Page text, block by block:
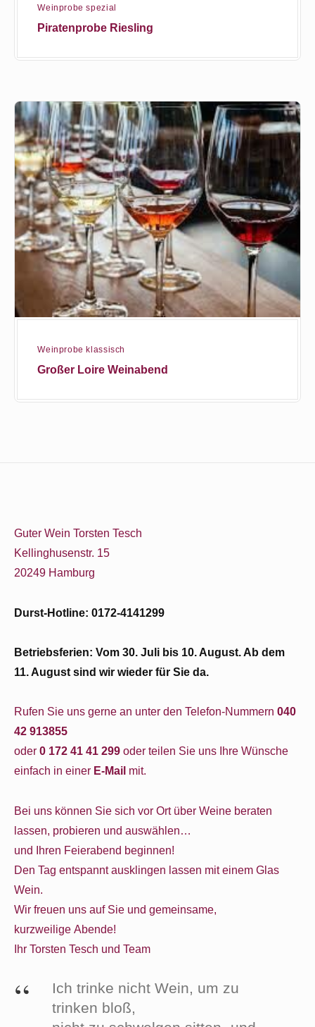
Weinprobe spezial
Piratenprobe Riesling
Großer
Loire
Weinabend
Weinprobe klassisch
Großer Loire Weinabend
Guter Wein Torsten Tesch
Kellinghusenstr. 15
20249 Hamburg
Durst-Hotline: 0172-4141299
Betriebsferien: Vom 30. Juli bis 10. August. Ab dem
11. August sind wir wieder für Sie da.
Rufen Sie uns gerne an unter den Telefon-Nummern 040
42 913855
oder 0 172 41 41 299 oder teilen Sie uns Ihre Wünsche
einfach in einer E-Mail mit.
Bei uns können Sie sich vor Ort über Weine beraten
lassen, probieren und auswählen…
und Ihren Feierabend beginnen!
Den Tag entspannt ausklingen lassen mit einem Glas
Wein.
Wir freuen uns auf Sie und gemeinsame,
kurzweilige Abende!
Ihr Torsten Tesch und Team
Ich trinke nicht Wein, um zu
trinken bloß,